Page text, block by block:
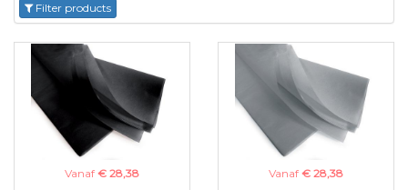
Filter products
Vanaf € 28,38
Vanaf € 28,38